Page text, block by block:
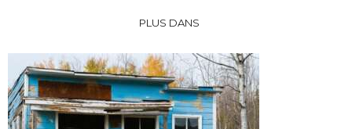
PLUS DANS